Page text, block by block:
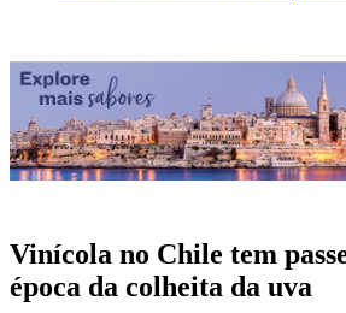
Vinícola no Chile tem
época da colheita da uva